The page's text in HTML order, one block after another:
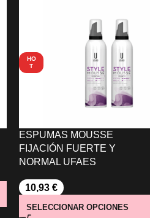
HO
T
ESPUMAS MOUSSE
FIJACIÓN FUERTE Y
NORMAL UFAES
10,93 €
SELECCIONAR OPCIONES